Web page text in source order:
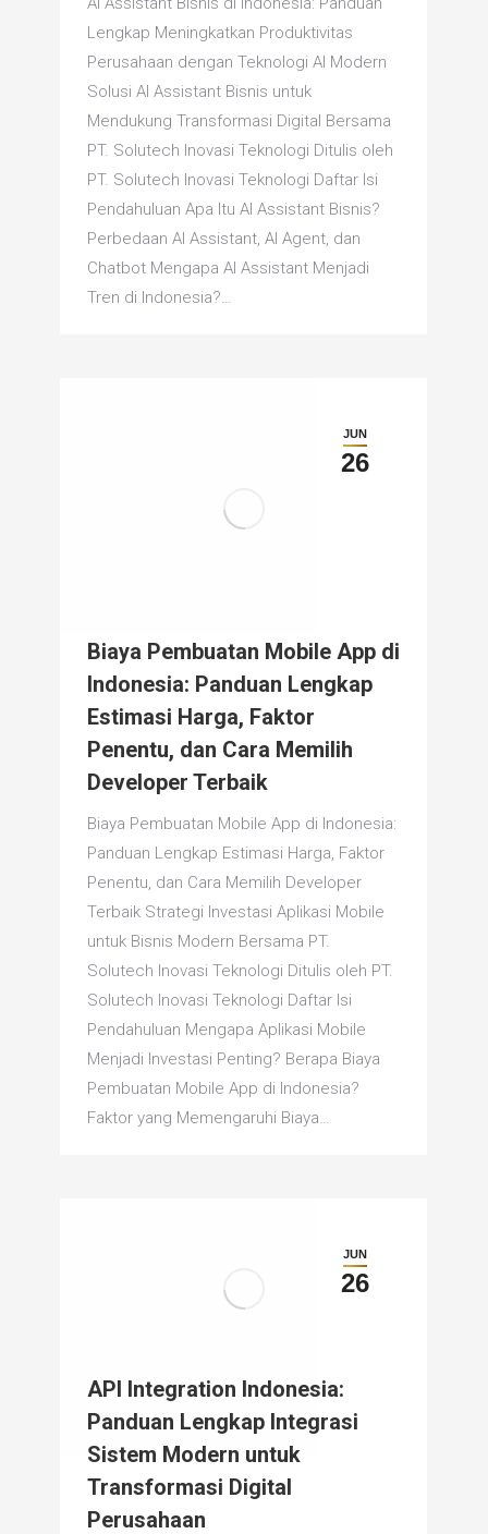
Lengkap Meningkatkan Produktivitas
Perusahaan dengan Teknologi AI Modern
Solusi AI Assistant Bisnis untuk
Mendukung Transformasi Digital Bersama
PT. Solutech Inovasi Teknologi Ditulis oleh
PT. Solutech Inovasi Teknologi Daftar Isi
Pendahuluan Apa Itu AI Assistant Bisnis?
Perbedaan AI Assistant, AI Agent, dan
Chatbot Mengapa AI Assistant Menjadi
Tren di Indonesia?…
JUN
26
Biaya Pembuatan Mobile App di
Indonesia: Panduan Lengkap
Estimasi Harga, Faktor
Penentu, dan Cara Memilih
Developer Terbaik
Biaya Pembuatan Mobile App di Indonesia:
Panduan Lengkap Estimasi Harga, Faktor
Penentu, dan Cara Memilih Developer
Terbaik Strategi Investasi Aplikasi Mobile
untuk Bisnis Modern Bersama PT.
Solutech Inovasi Teknologi Ditulis oleh PT.
Solutech Inovasi Teknologi Daftar Isi
Pendahuluan Mengapa Aplikasi Mobile
Menjadi Investasi Penting? Berapa Biaya
Pembuatan Mobile App di Indonesia?
Faktor yang Memengaruhi Biaya…
JUN
26
API Integration Indonesia:
Panduan Lengkap Integrasi
Sistem Modern untuk
Transformasi Digital
Perusahaan